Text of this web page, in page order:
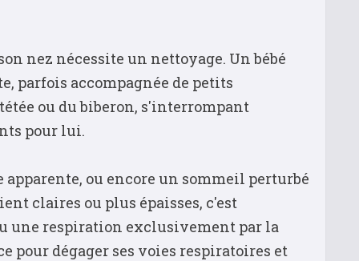
nez nécessite un nettoyage. Un bébé
parfois accompagnée de petits
ou du biberon, s'interrompant
pour lui.
ou encore un sommeil perturbé
claires ou plus épaisses, c'est
une respiration exclusivement par la
dégager ses voies respiratoires et